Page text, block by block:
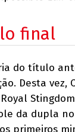
final
do título
Desta vez,
da dupla
primeiros